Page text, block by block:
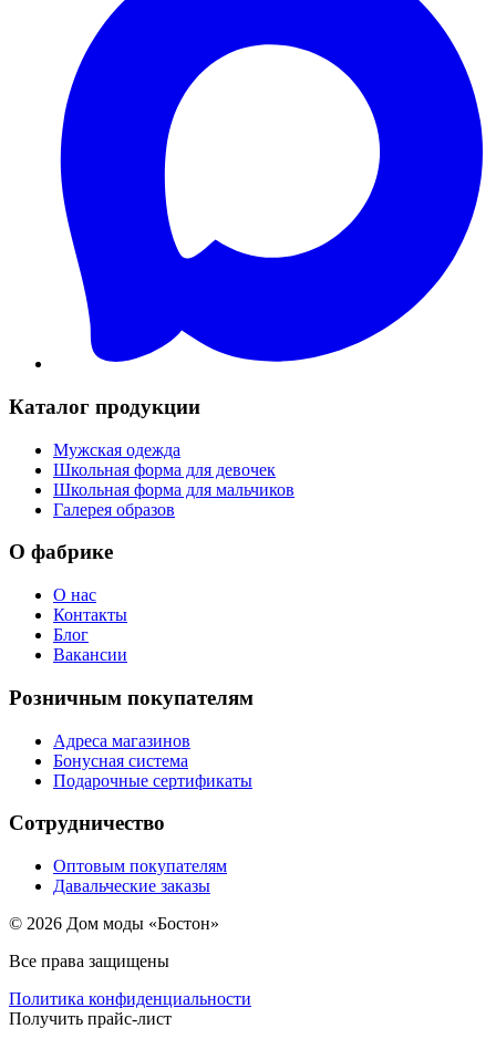
Каталог продукции
Мужская одежда
Школьная форма для девочек
Школьная форма для мальчиков
Галерея образов
О фабрике
О нас
Контакты
Блог
Вакансии
Розничным покупателям
Адреса магазинов
Бонусная система
Подарочные сертификаты
Сотрудничество
Оптовым покупателям
Давальческие заказы
© 2026 Дом моды «Бостон»
Все права защищены
Политика конфиденциальности
Получить прайс-лист